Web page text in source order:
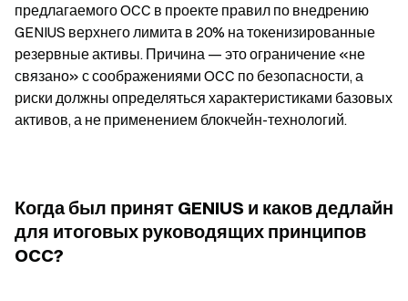
предлагаемого OCC в проекте правил по внедрению
GENIUS верхнего лимита в 20% на токенизированные
резервные активы. Причина — это ограничение «не
связано» с соображениями OCC по безопасности, а
риски должны определяться характеристиками базовых
активов, а не применением блокчейн-технологий.
Когда был принят GENIUS и каков дедлайн
для итоговых руководящих принципов
OCC?